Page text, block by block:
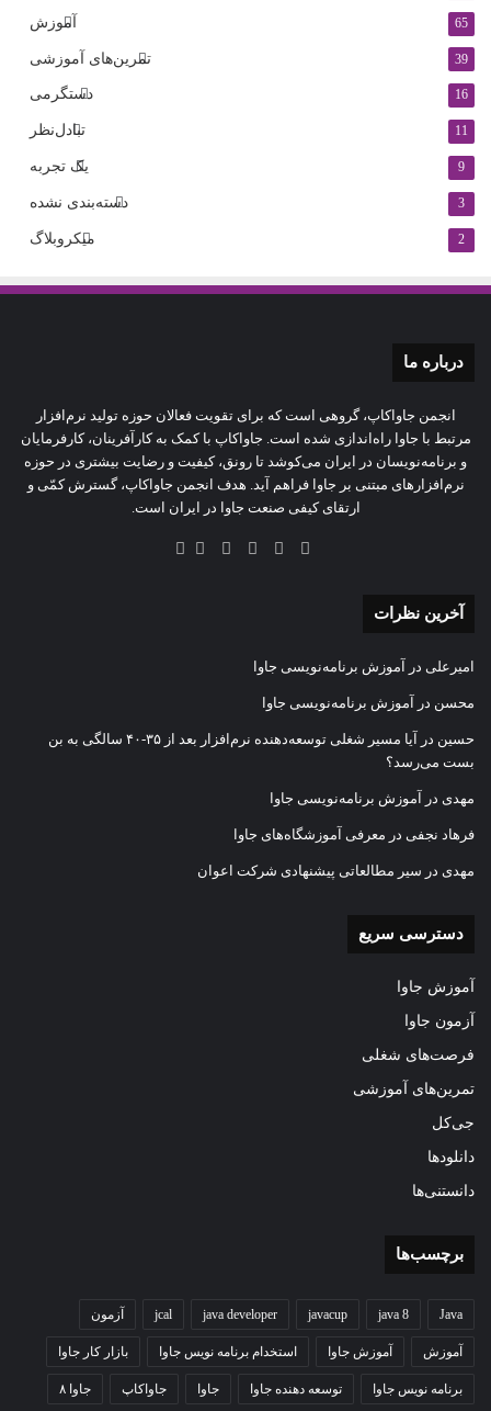
آموزش 65
تمرین‌های آموزشی 39
دستگرمی 16
تبادل‌نظر 11
یک تجربه 9
دسته‌بندی نشده 3
میکروبلاگ 2
درباره‌ ما
انجمن جاواکاپ، گروهی است که برای تقویت فعالان حوزه‌ تولید نرم‌افزار
مرتبط با جاوا راه‌اندازی شده است. جاواکاپ با کمک به کارآفرینان، کارفرمایان
و برنامه‌نویسان در ایران می‌کوشد تا رونق، کیفیت و رضایت بیشتری در حوزه‌
نرم‌افزارهای مبتنی بر جاوا فراهم آید. هدف انجمن جاواکاپ، گسترش کمّی و
ارتقای کیفی صنعت جاوا در ایران است.
آخرین نظرات
امیرعلی در آموزش برنامه‌نویسی جاوا
محسن در آموزش برنامه‌نویسی جاوا
حسین در
آیا مسیر شغلی توسعه‌دهنده نرم‌افزار بعد از ۳۵-۴۰ سالگی به بن
بست می‌رسد؟
مهدی در آموزش برنامه‌نویسی جاوا
فرهاد نجفی در معرفی آموزشگاه‌های جاوا
مهدی در سیر مطالعاتی پیشنهادی شرکت اعوان
دسترسی سریع
آموزش جاوا
آزمون جاوا
فرصت‌های شغلی
تمرین‌های آموزشی
جی‌کل
دانلودها
دانستنی‌ها
برچسب‌ها
Java
java 8
javacup
java developer
jcal آزمون
آموزش آموزش جاوا استخدام برنامه نویس جاوا بازار کار جاوا
برنامه نویس جاوا توسعه دهنده جاوا جاوا جاواکاپ جاوا ۸